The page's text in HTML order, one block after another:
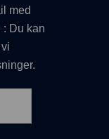
med
: Du kan